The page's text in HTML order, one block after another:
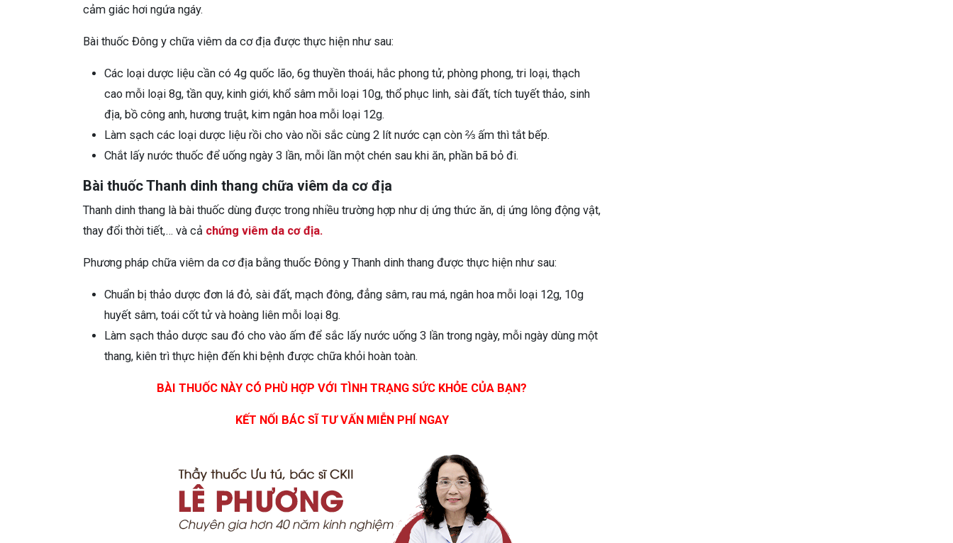
cảm giác hơi ngứa ngáy.
Bài thuốc Đông y chữa viêm da cơ địa được thực hiện như sau:
Các loại dược liệu cần có 4g quốc lão, 6g thuyền thoái, hắc phong tử, phòng phong, tri loại, thạch
cao mỗi loại 8g, tần quy, kinh giới, khổ sâm mỗi loại 10g, thổ phục linh, sài đất, tích tuyết thảo, sinh
địa, bồ công anh, hương truật, kim ngân hoa mỗi loại 12g.
Làm sạch các loại dược liệu rồi cho vào nồi sắc cùng 2 lít nước cạn còn ⅔ ấm thì tắt bếp.
Chắt lấy nước thuốc để uống ngày 3 lần, mỗi lần một chén sau khi ăn, phần bã bỏ đi.
Bài thuốc Thanh dinh thang chữa viêm da cơ địa
Thanh dinh thang là bài thuốc dùng được trong nhiều trường hợp như dị ứng thức ăn, dị ứng lông động vật,
thay đổi thời tiết,… và cả chứng viêm da cơ địa.
Phương pháp chữa viêm da cơ địa bằng thuốc Đông y Thanh dinh thang được thực hiện như sau:
Chuẩn bị thảo dược đơn lá đỏ, sài đất, mạch đông, đẳng sâm, rau má, ngân hoa mỗi loại 12g, 10g
huyết sâm, toái cốt tử và hoàng liên mỗi loại 8g.
Làm sạch thảo dược sau đó cho vào ấm để sắc lấy nước uống 3 lần trong ngày, mỗi ngày dùng một
thang, kiên trì thực hiện đến khi bệnh được chữa khỏi hoàn toàn.
BÀI THUỐC NÀY CÓ PHÙ HỢP VỚI TÌNH TRẠNG SỨC KHỎE CỦA BẠN?
KẾT NỐI BÁC SĨ TƯ VẤN MIỄN PHÍ NGAY